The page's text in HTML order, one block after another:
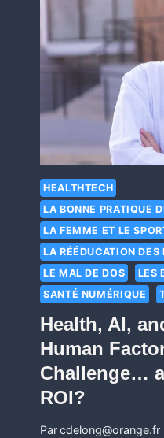
HEALTHTECH
LA BONNE PRATIQUE
LA FEMME ET LE
LA RÉÉDUCATION DES
LE MAL DE DOS
LES
SANTÉ NUMÉRIQUE
Health, AI,
Human
Challenge…
ROI?
Parcdelong@orange.fr